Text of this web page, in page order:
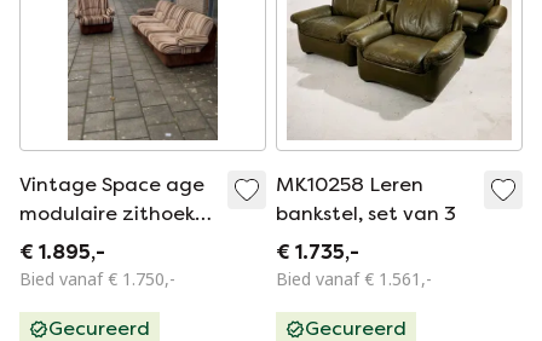
Vintage Space age
modulaire zithoek
‘70
€ 1.895,-
Bied vanaf € 1.750,-
Gecureerd
MK10258 Leren
bankstel, set van 3
€ 1.735,-
Bied vanaf € 1.561,-
Gecureerd